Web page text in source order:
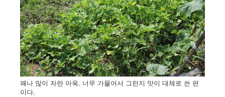
꽤나 많이 자란 아욱. 너무 가물어서 그런지 맛이 대체로 쓴 편
이다.